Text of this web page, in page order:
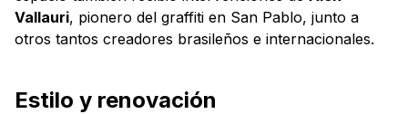
Vallauri, pionero del graffiti en San Pablo, junto a
otros tantos creadores brasileños e internacionales.
Estilo y renovación